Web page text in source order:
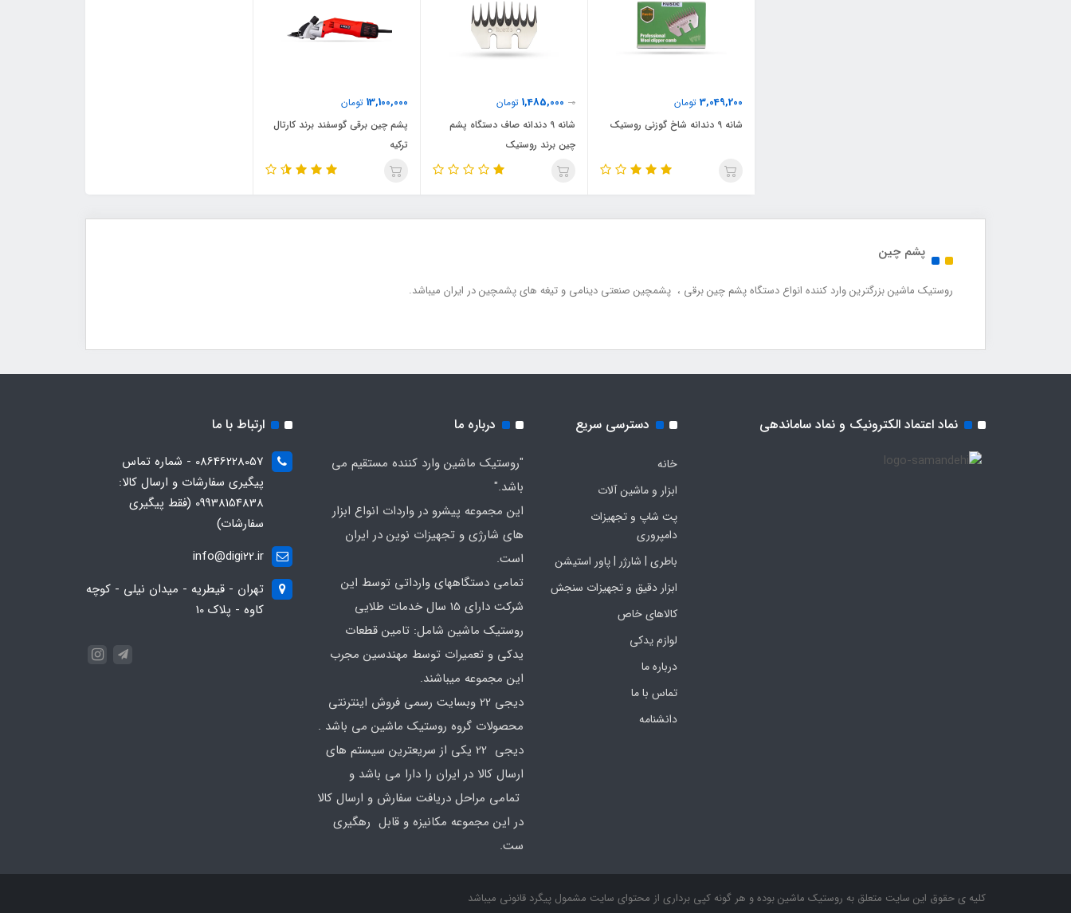
3,049,200 تومان
شانه 9 دندانه شاخ گوزنی روستیک
0
1,485,000 تومان
شانه 9 دندانه صاف دستگاه پشم
چین برند روستیک
13,100,000 تومان
پشم چین برقی گوسفند برند کارتال
ترکیه
پشم چین
روستیک ماشین بزرگترین وارد کننده انواع دستگاه پشم چین برقی ، پشمچین صنعتی دینامی و تیغه های پشمچین در ایران میباشد.
نماد اعتماد الکترونیک و نماد ساماندهی دسترسی سریع
خانه
ابزار و ماشین آلات
پت شاپ و تجهیزات
دامپروری
باطری | شارژر | پاور استیشن
ابزار دقیق و تجهیزات سنجش
کالاهای خاص
لوازم یدکی
درباره ما
تماس با ما
دانشنامه
درباره ما
"روستیک ماشین وارد کننده مستقیم می
باشد."
این مجموعه پیشرو در واردات انواع ابزار
های شارژی و تجهیزات نوین در ایران
است.
تمامی دستگاههای وارداتی توسط این
شرکت دارای 15 سال خدمات طلایی
روستیک ماشین شامل: تامین قطعات
یدکی و تعمیرات توسط مهندسین مجرب
این مجموعه میباشند.
دیجی 22 وبسایت رسمی فروش اینترنتی
محصولات گروه روستیک ماشین می باشد .
دیجی 22 یکی از سریعترین سیستم های
ارسال کالا در ایران را دارا می باشد و
تمامی مراحل دریافت سفارش و ارسال کالا
در این مجموعه مکانیزه و قابل رهگیری
ست.
ارتباط با ما
08646228057 - شماره تماس
پیگیری سفارشات و ارسال کالا:
09938154838 (فقط پیگیری
سفارشات)
info@digi22.ir
تهران - قیطریه - میدان نیلی - کوچه
کاوه - پلاک 10
کلیه ی حقوق این سایت متعلق به روستیک ماشین بوده و هر گونه کپی برداری از محتوای سایت مشمول پیگرد قانونی میباشد